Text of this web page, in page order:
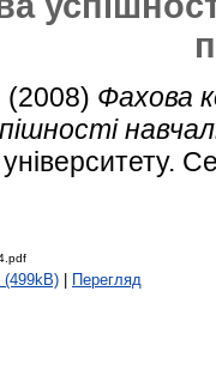
(2008) Фахова
(499kB) Перегляд